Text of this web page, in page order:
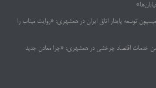
توسعه پایدار اتاق ایران در همشهری: «روایت میناب را
خدمات اقتصاد چرخشی در همشهری: «چرا معادن جدید